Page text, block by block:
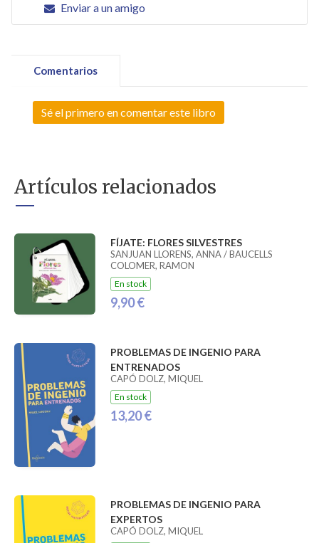
Enviar a un amigo
Comentarios
Sé el primero en comentar este libro
Artículos relacionados
FÍJATE: FLORES SILVESTRES
SANJUAN LLORENS, ANNA / BAUCELLS
COLOMER, RAMON
En stock
9,90 €
PROBLEMAS DE INGENIO PARA
ENTRENADOS
CAPÓ DOLZ, MIQUEL
En stock
13,20 €
PROBLEMAS DE INGENIO PARA
EXPERTOS
CAPÓ DOLZ, MIQUEL